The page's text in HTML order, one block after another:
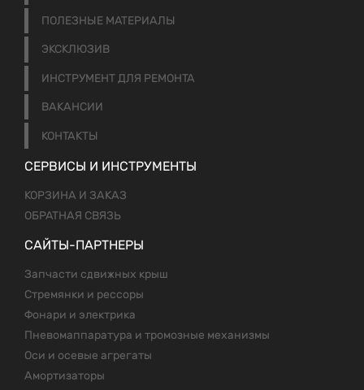
ПОЛЕЗНЫЕ МАТЕРИАЛЫ
ЭКСКЛЮЗИВ
ИНСТРУМЕНТ ДЛЯ РЕМОНТА
ВАКАНСИИ
КОНТАКТЫ
СЕРВИСЫ И ИНСТРУМЕНТЫ
КОРЗИНА И ЗАКАЗ
ОБРАТНАЯ СВЯЗЬ
САЙТЫ-ПАРТНЕРЫ
Запчасти сдвижных крыш
Стремянки и рессоры
Фонари и электрика
Пневомаппаратура и тромозные механизмы
Оси и осевые агрегаты
Амортизаторы